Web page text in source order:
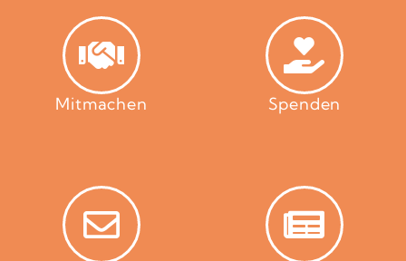
Mitmachen Spenden